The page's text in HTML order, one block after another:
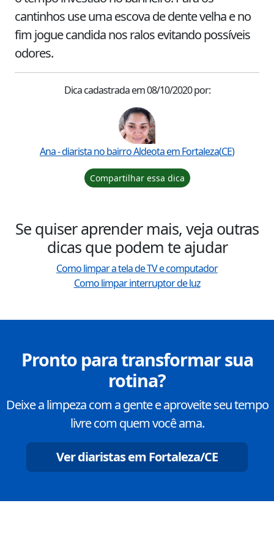
cantinhos use uma escova de dente velha e no
fim jogue candida nos ralos evitando possíveis
odores.
Dica cadastrada em08/10/2020por:
Ana- diarista no bairroAldeotaemFortaleza(CE)
Compartilhar essa dica
Se quiser aprender mais, veja outras
dicas que podem te ajudar
Como limpar a tela de TV e computador
Como limpar interruptor de luz
Pronto para transformar sua
rotina?
Deixe a limpeza com a gente e aproveite seu tempo
livre com quem você ama.
Ver diaristas emFortaleza/CE